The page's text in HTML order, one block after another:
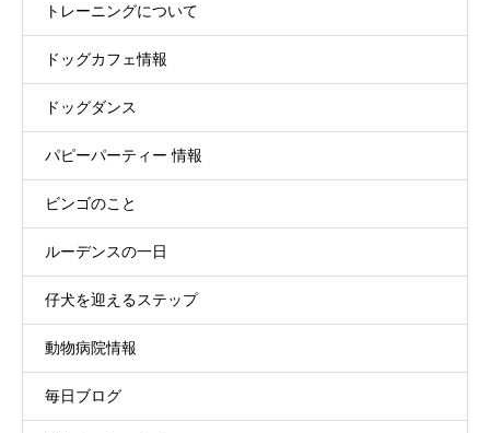
トレーニングについて
ドッグカフェ情報
ドッグダンス
パピーパーティー 情報
ビンゴのこと
ルーデンスの一日
仔犬を迎えるステップ
動物病院情報
毎日ブログ